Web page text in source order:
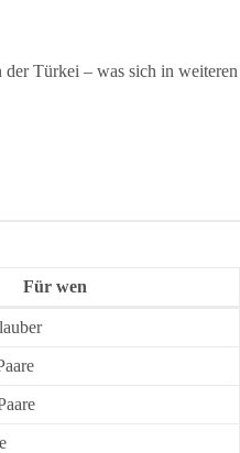
der Türkei – was sich in weiteren
Für wen